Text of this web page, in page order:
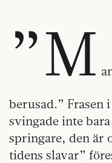
”M
berusad.” Frasen
svingade inte
springare, den är
tidens slavar”